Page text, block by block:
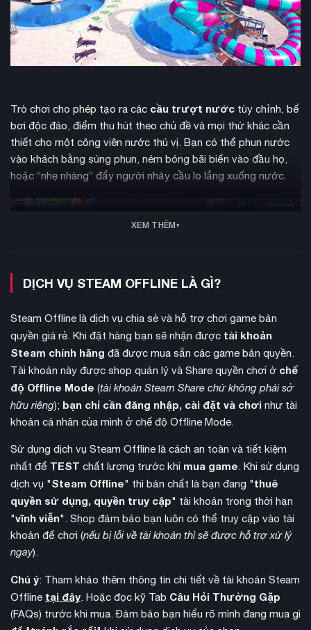
Trò chơi cho phép tạo ra các cầu trượt nước tùy chỉnh, bể
bơi độc đáo, điểm thu hút theo chủ đề và mọi thứ khác cần
thiết cho một công viên nước thú vị. Bạn có thể phun nước
vào khách bằng súng phun, ném bóng bãi biển vào đầu họ,
hoặc “nhẹ nhàng” đẩy người nhảy cầu lo lắng xuống nước.
Ban đầu, mọi việc đều phụ thuộc vào bạn. Từ bán vé, phục
vụ thức ăn, cứu khách đuối nước, sửa chữa cầu trượt hỏng,
bơi. Đây là trải nghiệm hỗn loạn nhưng thực tế của việc điều
hành công viên nước thành công.
XEM THÊM
DỊCH VỤ STEAM OFFLINE LÀ GÌ?
Steam Offline là dịch vụ chia sẻ và hỗ trợ chơi game bản
quyền giá rẻ. Khi đặt hàng bạn sẽ nhận được tài khoản
Steam chính hãng đã được mua sẵn các game bản quyền.
Tài khoản này được shop quản lý và Share quyền chơi ở chế
độ Offline Mode (tài khoản Steam Share chứ không phải sở
hữu riêng); bạn chỉ cần đăng nhập, cài đặt và chơi như tài
khoản cá nhân của mình ở chế độ Offline Mode.
Sử dụng dịch vụ Steam Offline là cách an toàn và tiết kiệm
nhất để TEST chất lượng trước khi mua game. Khi sử dụng
dịch vụ "Steam Offline" thì bản chất là bạn đang "thuê
quyền sử dụng, quyền truy cập" tài khoản trong thời hạn
"vĩnh viễn". Shop đảm bảo bạn luôn có thể truy cập vào tài
khoản để chơi (nếu bị lỗi về tài khoản thì sẽ được hỗ trợ xử lý
ngay).
Chú ý: Tham khảo thêm thông tin chi tiết về tài khoản Steam
Offline tại đây. Hoặc đọc kỹ Tab Câu Hỏi Thường Gặp
(FAQs) trước khi mua. Đảm bảo bạn hiểu rõ mình đang mua gì